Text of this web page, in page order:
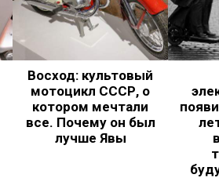
Восход: культовый
мотоцикл СССР, о
котором мечтали
все. Почему он был
лучше Явы